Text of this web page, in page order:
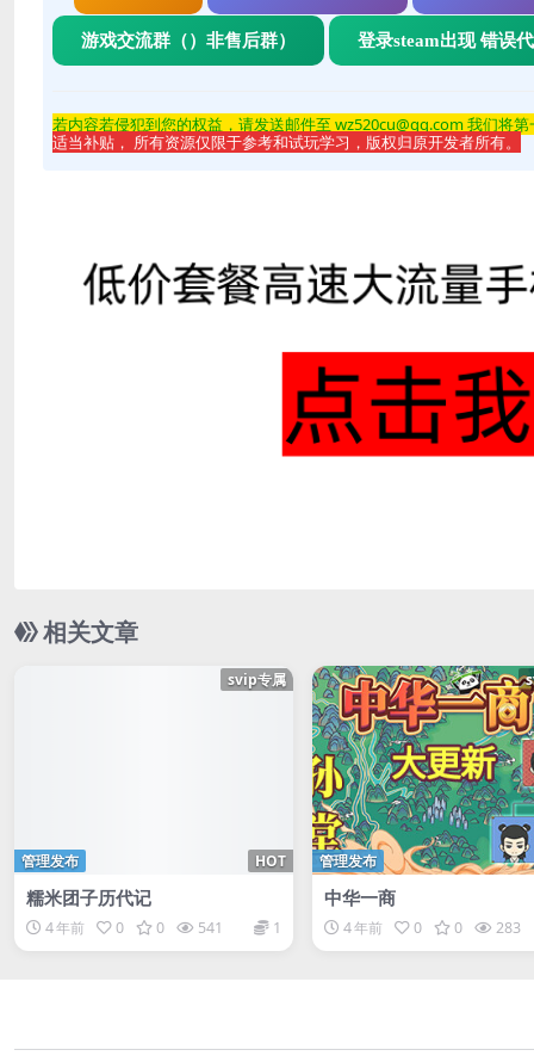
游戏交流群（）非售后群） 登录steam出现 错误
若内容若侵犯到您的权益，请发送邮件至 wz520cu@qq.com 我们将
适当补贴， 所有资源仅限于参考和试玩学习，版权归原开发者所有。
相关文章
svip专属
HOT
管理发布
糯米团子历代记
4 年前 0 0 541 1
管理发布
中华一商
4 年前 0 0 283